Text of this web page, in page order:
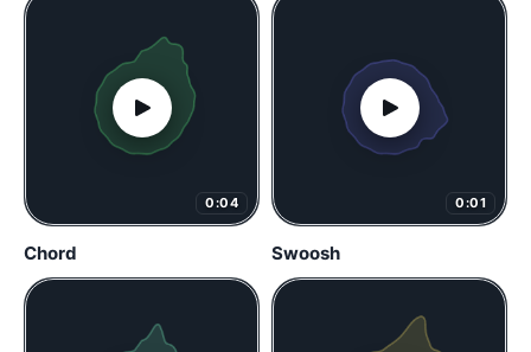
0:04
Chord
0:01
Swoosh